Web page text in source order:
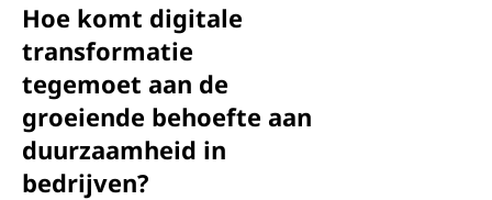
Hoe komt digitale
transformatie
tegemoet aan de
groeiende behoefte aan
duurzaamheid in
bedrijven?